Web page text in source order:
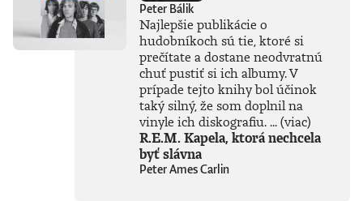
Peter Bálik
Najlepšie publikácie o
hudobníkoch sú tie, ktoré si
prečítate a dostane neodvratnú
chuť pustiť si ich albumy. V
prípade tejto knihy bol účinok
taký silný, že som doplnil na
vinyle ich diskografiu. ...(viac)
R.E.M. Kapela, ktorá nechcela
byť slávna
Peter Ames Carlin